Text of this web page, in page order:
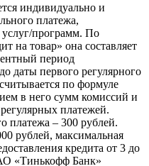
индивидуально и
платежа,
услуг/программ. По
на товар» она составляет
период
даты первого регулярного
по формуле
в него сумм комиссий и
платежей.
платежа – 300 рублей.
рублей, максимальная
кредита от 3 до
«Тинькофф Банк»